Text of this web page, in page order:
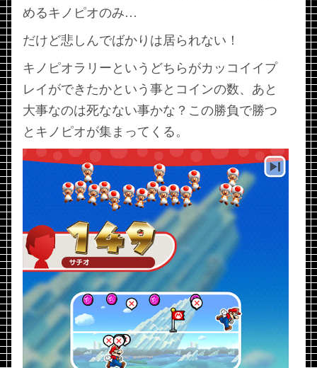
めるキノピオのみ…
だけど悲しんでばかりは居られない！
キノピオラリーというどちらがカッコイイプ
レイができたかという事とコインの数、あと
大事なのは死なない事かな？この勝負で勝つ
とキノピオが集まってくる。